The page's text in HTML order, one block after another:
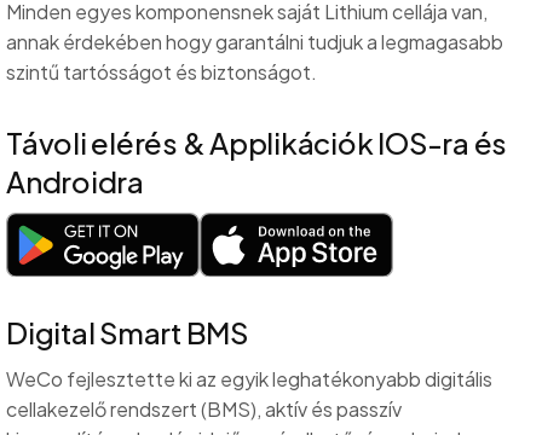
Minden egyes komponensnek saját Lithium cellája van,
annak érdekében hogy garantálni tudjuk a legmagasabb
szintű tartósságot és biztonságot.
Távoli elérés & Applikációk IOS-ra és
Androidra
Digital Smart BMS
WeCo fejlesztette ki az egyik leghatékonyabb digitális
cellakezelő rendszert (BMS), aktív és passzív